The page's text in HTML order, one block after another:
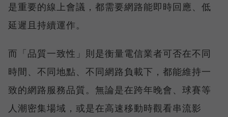
是重要的線上會議，都需要網路能即時回應、低
延遲且持續運作。
而「品質一致性」則是衡量電信業者可否在不同
時間、不同地點、不同網路負載下，都能維持一
致的網路服務品質。無論是在跨年晚會、球賽等
人潮密集場域，或是在高速移動時觀看串流影